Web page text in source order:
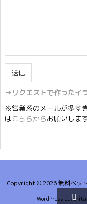
→リクエストで作ったイ
※営業系のメールが多す
はこちらからお願いします
Copyright ©2026 無料ペッ
WordPress 